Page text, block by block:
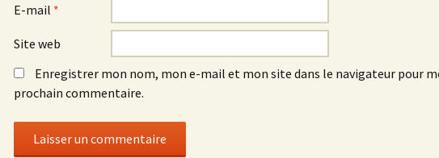
E-mail *
Site web
Enregistrer mon nom, mon e-mail et mon site dans le navigateur pour
prochain commentaire.